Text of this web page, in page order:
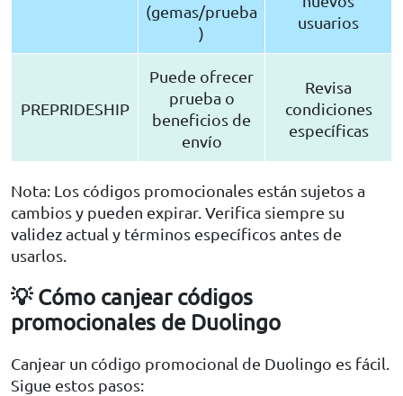
(gemas/prueba
)
usuarios
PREPRIDESHIP
Puede ofrecer
prueba o
beneficios de
envío
Revisa
condiciones
específicas
Nota: Los códigos promocionales están sujetos a
cambios y pueden expirar. Verifica siempre su
validez actual y términos específicos antes de
usarlos.
💡 Cómo canjear códigos
promocionales de Duolingo
Canjear un código promocional de Duolingo es fácil.
Sigue estos pasos: